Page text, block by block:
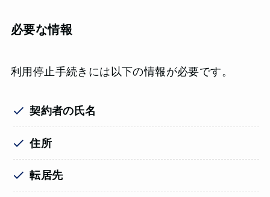
必要な情報
利用停止手続きには以下の情報が必要です。
契約者の氏名
住所
転居先